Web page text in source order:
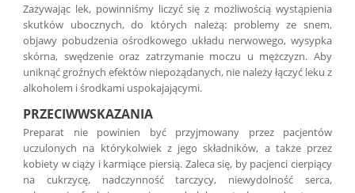
Zażywając lek, powinniśmy liczyć się z możliwością wystąpienia
skutków ubocznych, do których należą: problemy ze snem,
objawy pobudzenia ośrodkowego układu nerwowego, wysypka
skórna, swędzenie oraz zatrzymanie moczu u mężczyzn. Aby
uniknąć groźnych efektów niepożądanych, nie należy łączyć leku z
alkoholem i środkami uspokajającymi.
PRZECIWWSKAZANIA
Preparat nie powinien być przyjmowany przez pacjentów
uczulonych na którykolwiek z jego składników, a także przez
kobiety w ciąży i karmiące piersią. Zaleca się, by pacjenci cierpiący
na cukrzycę, nadczynność tarczycy, niewydolność serca,